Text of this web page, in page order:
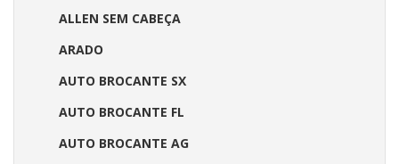
ALLEN SEM CABEÇA
ARADO
AUTO BROCANTE SX
AUTO BROCANTE FL
AUTO BROCANTE AG